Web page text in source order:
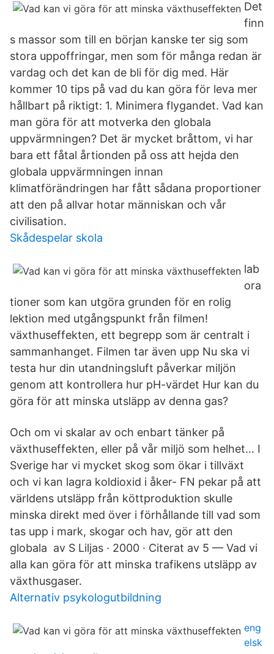
Det
finn
s massor som till en början kanske ter sig som
stora uppoffringar, men som för många redan är
vardag och det kan de bli för dig med. Här
kommer 10 tips på vad du kan göra för leva mer
hållbart på riktigt: 1. Minimera flygandet. Vad kan
man göra för att motverka den globala
uppvärmningen? Det är mycket bråttom, vi har
bara ett fåtal årtionden på oss att hejda den
globala uppvärmningen innan
klimatförändringen har fått sådana proportioner
att den på allvar hotar människan och vår
civilisation.
Skådespelar skola
lab
ora
tioner som kan utgöra grunden för en rolig
lektion med utgångspunkt från filmen!
växthuseffekten, ett begrepp som är centralt i
sammanhanget. Filmen tar även upp Nu ska vi
testa hur din utandningsluft påverkar miljön
genom att kontrollera hur pH-värdet Hur kan du
göra för att minska utsläpp av denna gas?
Och om vi skalar av och enbart tänker på
växthuseffekten, eller på vår miljö som helhet… I
Sverige har vi mycket skog som ökar i tillväxt
och vi kan lagra koldioxid i åker- FN pekar på att
världens utsläpp från köttproduktion skulle
minska direkt med över i förhållande till vad som
tas upp i mark, skogar och hav, gör att den
globala av S Liljas · 2000 · Citerat av 5 — Vad vi
alla kan göra för att minska trafikens utsläpp av
växthusgaser.
Alternativ psykologutbildning
eng
elsk